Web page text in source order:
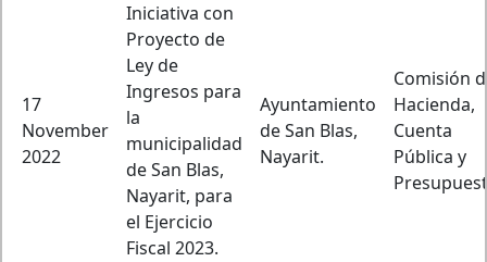
17
November
2022
Iniciativa con
Proyecto de
Ley de
Ingresos para
la
municipalidad
de San Blas,
Nayarit, para
el Ejercicio
Fiscal 2023.
Ayuntamiento
de San Blas,
Nayarit.
Comisión
Hacienda,
Cuenta
Pública y